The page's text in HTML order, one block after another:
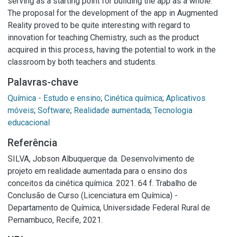
The proposal for the development of the app in Augmented
Reality proved to be quite interesting with regard to
innovation for teaching Chemistry, such as the product
acquired in this process, having the potential to work in the
classroom by both teachers and students.
Palavras-chave
Química - Estudo e ensino; Cinética química; Aplicativos
móveis; Software; Realidade aumentada; Tecnologia
educacional
Referência
SILVA, Jobson Albuquerque da. Desenvolvimento de
projeto em realidade aumentada para o ensino dos
conceitos da cinética química. 2021. 64 f. Trabalho de
Conclusão de Curso (Licenciatura em Química) -
Departamento de Química, Universidade Federal Rural de
Pernambuco, Recife, 2021.